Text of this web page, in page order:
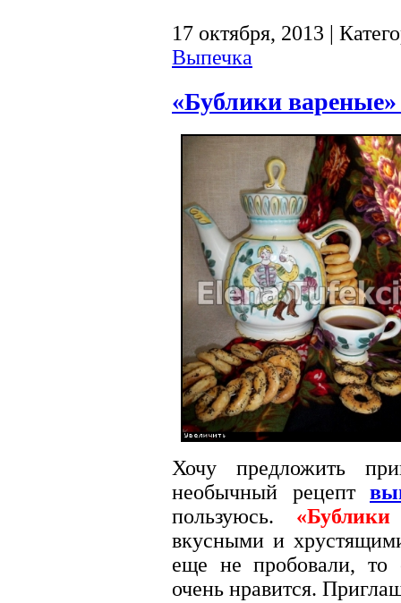
17 октября, 2013 |
Выпечка
«Бублики
Хочу предложить
необычный рецепт
пользуюсь. «Бублики
вкусными и
еще не пробовали, то
очень нравится.